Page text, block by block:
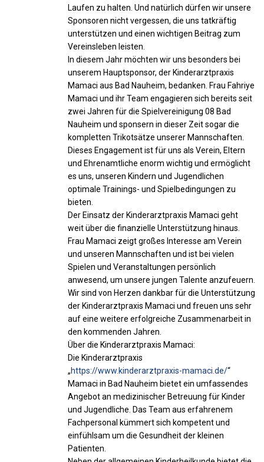
Laufen zu halten. Und natürlich dürfen wir unsere
Sponsoren nicht vergessen, die uns tatkräftig
unterstützen und einen wichtigen Beitrag zum
Vereinsleben leisten.
In diesem Jahr möchten wir uns besonders bei
unserem Hauptsponsor, der Kinderarztpraxis
Mamaci aus Bad Nauheim, bedanken. Frau Fahriye
Mamaci und ihr Team engagieren sich bereits seit
zwei Jahren für die Spielvereinigung 08 Bad
Nauheim und sponsern in dieser Zeit sogar die
kompletten Trikotsätze unserer Mannschaften.
Dieses Engagement ist für uns als Verein, Eltern
und Ehrenamtliche enorm wichtig und ermöglicht
es uns, unseren Kindern und Jugendlichen
optimale Trainings- und Spielbedingungen zu
bieten.
Der Einsatz der Kinderarztpraxis Mamaci geht
weit über die finanzielle Unterstützung hinaus.
Frau Mamaci zeigt großes Interesse am Verein
und unseren Mannschaften und ist bei vielen
Spielen und Veranstaltungen persönlich
anwesend, um unsere jungen Talente anzufeuern.
Wir sind von Herzen dankbar für die Unterstützung
der Kinderarztpraxis Mamaci und freuen uns sehr
auf eine weitere erfolgreiche Zusammenarbeit in
den kommenden Jahren.
Über die Kinderarztpraxis Mamaci:
Die Kinderarztpraxis
„https://www.kinderarztpraxis-mamaci.de/“
Mamaci in Bad Nauheim bietet ein umfassendes
Angebot an medizinischer Betreuung für Kinder
und Jugendliche. Das Team aus erfahrenem
Fachpersonal kümmert sich kompetent und
einfühlsam um die Gesundheit der kleinen
Patienten.